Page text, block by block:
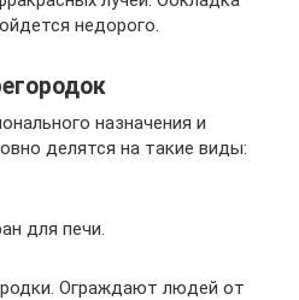
недорого.
назначения и
делятся на такие виды:
для печи.
Ограждают людей от